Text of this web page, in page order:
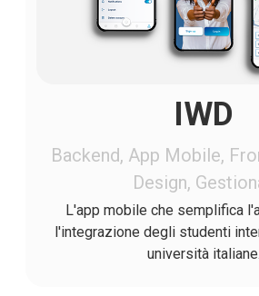
IWD
Backend, App Mobile,
Design,
L'app mobile che semplifica
l'integrazione degli studenti
università italiane.